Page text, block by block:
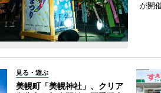
が開
見る・遊ぶ
美幌町「美幌神社」、クリア